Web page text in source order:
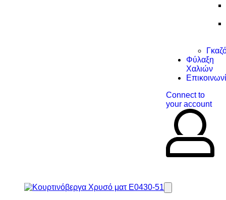
Φύλαξη
Χαλιών
Connect to
your account